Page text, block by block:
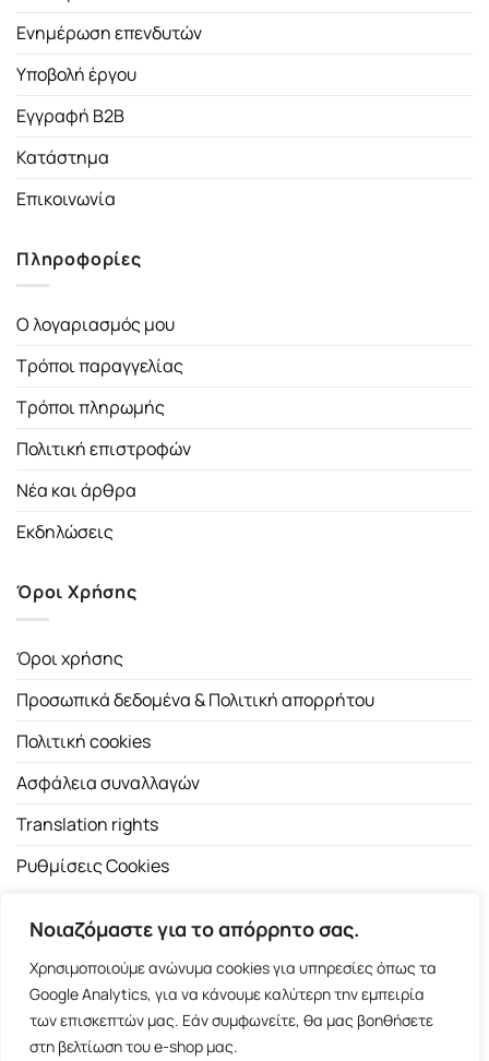
Νοιαζόμαστε για το απόρρητο σας.
Χρησιμοποιούμε ανώνυμα cookies για υπηρεσίες όπως τα
Google Analytics, για να κάνουμε καλύτερη την εμπειρία
των επισκεπτών μας. Εάν συμφωνείτε, θα μας βοηθήσετε
στη βελτίωση του e-shop μας.
Ενημέρωση επενδυτών
Υποβολή έργου
Εγγραφή B2B
Κατάστημα
Επικοινωνία
Πληροφορίες
Ο λογαριασμός μου
Τρόποι παραγγελίας
Τρόποι πληρωμής
Πολιτική επιστροφών
Νέα και άρθρα
Εκδηλώσεις
Όροι Χρήσης
Όροι χρήσης
Προσωπικά δεδομένα & Πολιτική απορρήτου
Πολιτική cookies
Ασφάλεια συναλλαγών
Translation rights
Ρυθμίσεις Cookies
Copyright 2026 ©Εκδοτικός Οίκος Α.Α. Λιβάνη| All rights
reserved.